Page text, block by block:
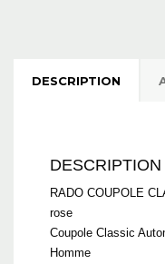
DESCRIPTION
DESCRIPTION
RADO COUPOLE
rose
Coupole Classic
Homme